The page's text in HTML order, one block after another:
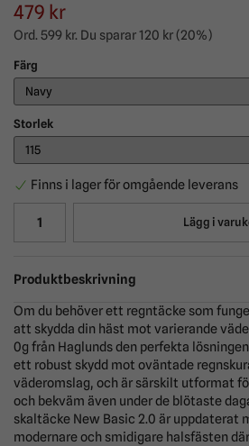
479 kr
Ord. 599 kr. Du sparar120 kr(20%)
Färg
Storlek
Finns i lager för omgående leverans
Lägg i
Produktbeskrivning
Om du behöver ett regntäcke som
att skydda din häst mot varierande
0g från Haglunds den perfekta
ett robust skydd mot oväntade
väderomslag, och är särskilt utformat
och bekväm även under de blötaste
skaltäcke New Basic 2.0 är uppdaterat
modernare och smidigare halsfästen